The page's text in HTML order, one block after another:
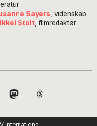
Sayers, videnskab
Stolt, filmredaktør
International